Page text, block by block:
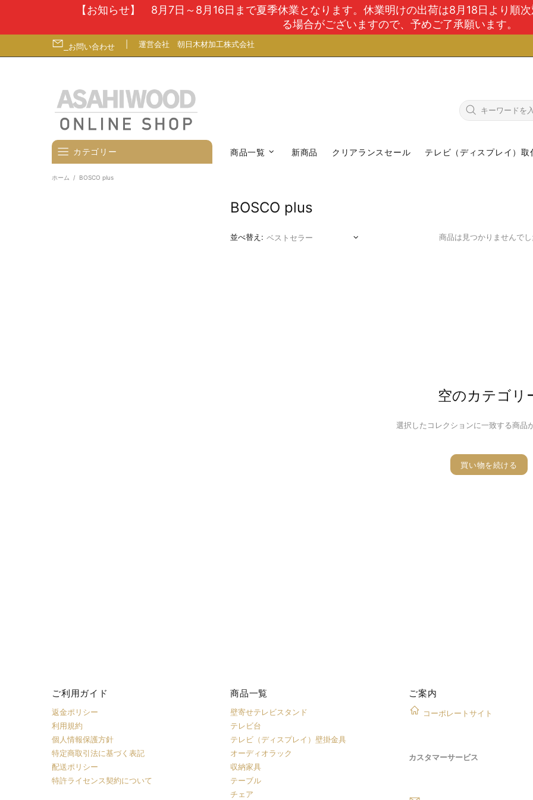
【お知らせ】 8月7日～8月16日まで夏季休業となります。休業明けの出荷は8月18日より順
る場合がございますので、予めご了承願います。
お問い合わせ 運営会社 朝日木材加工株式会社
カテゴリー
壁寄せテレビスタンド
商品一覧 新商品 クリアランスセール テレビ（ディスプレイ）取
ホーム BOSCO plus
BOSCO plus
並べ替え: 商品は見つかりませんでし
空のカテゴリ
選択したコレクションに一致する商品
買い物を続ける
ご利用ガイド
返金ポリシー
利用規約
個人情報保護方針
特定商取引法に基づく表記
配送ポリシー
特許ライセンス契約について
商品一覧
壁寄せテレビスタンド
テレビ台
テレビ（ディスプレイ）壁掛金具
オーディオラック
収納家具
テーブル
チェア
ご案内
コーポレートサイト
カスタマーサービス